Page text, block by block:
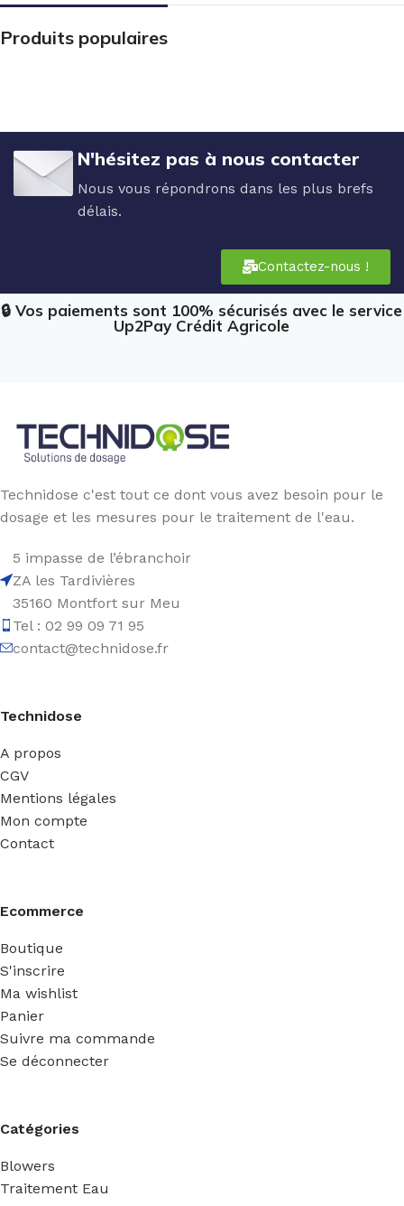
Produits populaires
N'hésitez pas à nous contacter
Nous vous répondrons dans les plus brefs
délais.
Contactez-nous !
🔒 Vos paiements sont 100% sécurisés avec le service
Up2Pay Crédit Agricole
Technidose c'est tout ce dont vous avez besoin pour le
dosage et les mesures pour le traitement de l'eau.
5 impasse de l’ébranchoir
ZA les Tardivières
35160 Montfort sur Meu
Tel : 02 99 09 71 95
contact@technidose.fr
Technidose
A propos
CGV
Mentions légales
Mon compte
Contact
Ecommerce
Boutique
S'inscrire
Ma wishlist
Panier
Suivre ma commande
Se déconnecter
Catégories
Blowers
Traitement Eau